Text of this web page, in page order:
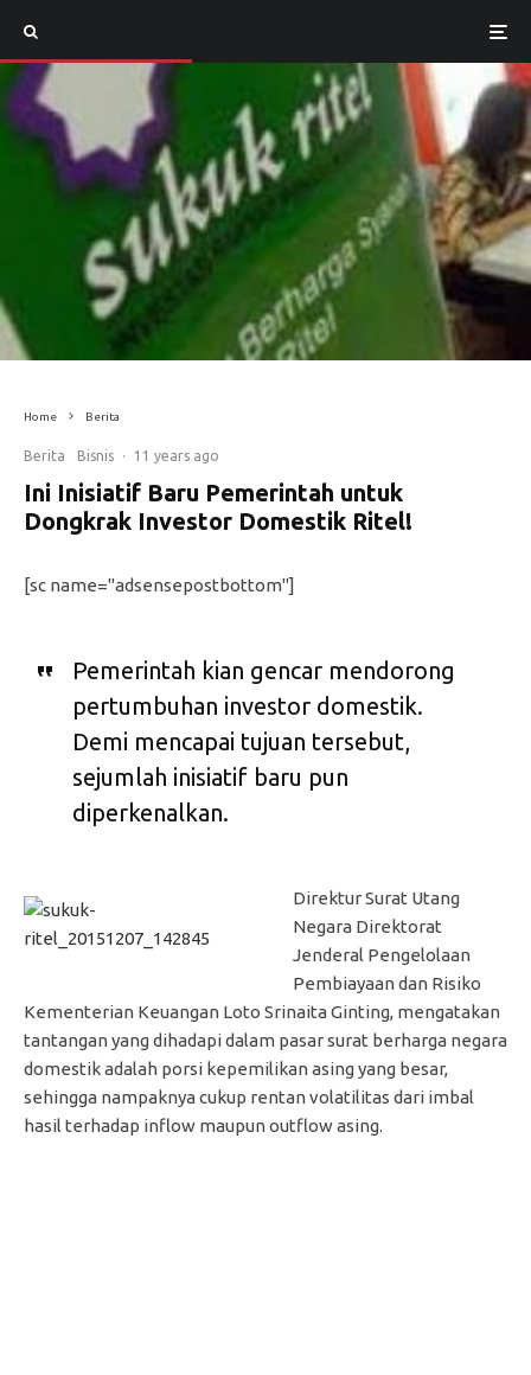
Home Berita
Berita Bisnis · 11 years ago
Ini Inisiatif Baru Pemerintah untuk
Dongkrak Investor Domestik Ritel!
[sc name="adsensepostbottom"]
Pemerintah kian gencar mendorong
pertumbuhan investor domestik.
Demi mencapai tujuan tersebut,
sejumlah inisiatif baru pun
diperkenalkan.
Direktur Surat Utang
Negara Direktorat
Jenderal Pengelolaan
Pembiayaan dan Risiko
Kementerian Keuangan Loto Srinaita Ginting, mengatakan
tantangan yang dihadapi dalam pasar surat berharga negara
domestik adalah porsi kepemilikan asing yang besar,
sehingga nampaknya cukup rentan volatilitas dari imbal
hasil terhadap inflow maupun outflow asing.